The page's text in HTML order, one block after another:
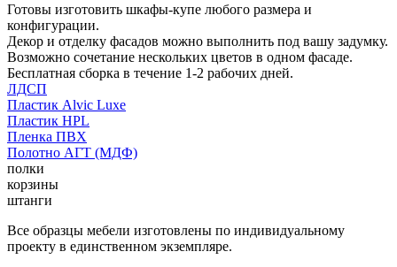
Готовы изготовить шкафы-купе любого размера и
конфигурации.
Декор и отделку фасадов можно выполнить под вашу задумку.
Возможно сочетание нескольких цветов в одном фасаде.
Бесплатная сборка в течение 1-2 рабочих дней.
ЛДСП
Пластик Alvic Luxe
Пластик HPL
Пленка ПВХ
Полотно АГТ (МДФ)
полки
корзины
штанги
Все образцы мебели изготовлены по индивидуальному
проекту в единственном экземпляре.